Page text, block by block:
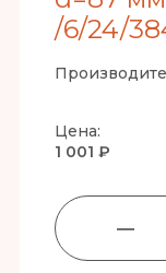
/6/24/
Цена:
1 001 ₽